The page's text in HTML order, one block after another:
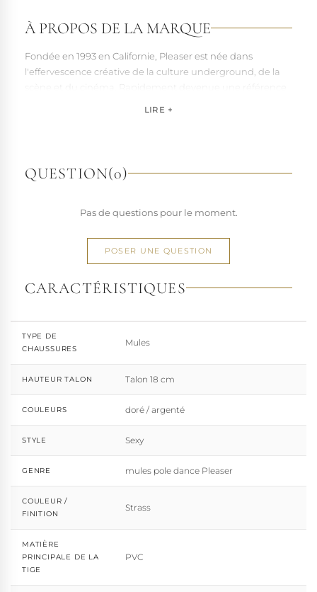
À PROPOS DE LA MARQUE
Fondée en 1993 en Californie, Pleaser est née dans
l'effervescence créative de la culture underground, de la
elle a étendu son savoir-faire à d'autres univers. Pleaser est
aujourd'hui distribuée dans 110 pays.
de la mode, Pleaser propose des collections ultra féminines
une large gamme de pointures. Parce qu'un style ne
devrait jamais se réduire à une question de centimètres, la
marque défend une idée simple : permettre à chacun
d'exprimer, sans contrainte, qui il veut être.
LIRE +
QUESTION(0)
Pas de questions pour le moment.
POSER UNE QUESTION
CARACTÉRISTIQUES
TYPE DE
CHAUSSURES
Mules
HAUTEUR TALON Talon 18 cm
COULEURS doré / argenté
STYLE Sexy
GENRE mules pole dance Pleaser
COULEUR /
FINITION
Strass
MATIÈRE
PRINCIPALE DE LA
TIGE
PVC